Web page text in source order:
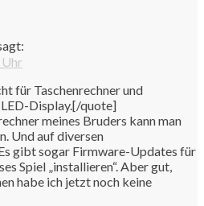
für Taschenrechner und
Display.[/quote]
meines Bruders kann man
Und auf diversen
gibt sogar Firmware-Updates für
Spiel „installieren“. Aber gut,
habe ich jetzt noch keine